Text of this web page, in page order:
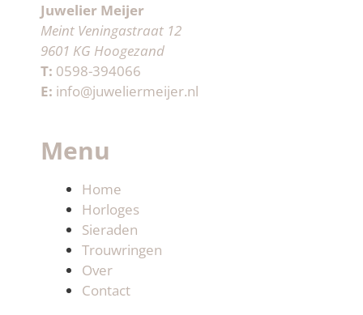
Juwelier Meijer
Meint Veningastraat 12
9601 KG Hoogezand
T: 0598-394066
E: info@juweliermeijer.nl
Menu
Home
Horloges
Sieraden
Trouwringen
Over
Contact